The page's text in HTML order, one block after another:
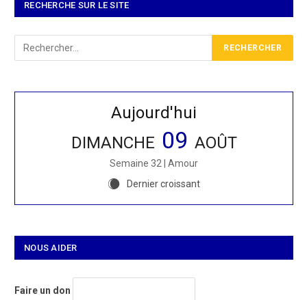
RECHERCHE SUR LE SITE
Aujourd'hui
DIMANCHE 09 AOÛT
Semaine 32 | Amour
X Dernier croissant
NOUS AIDER
Faire un don